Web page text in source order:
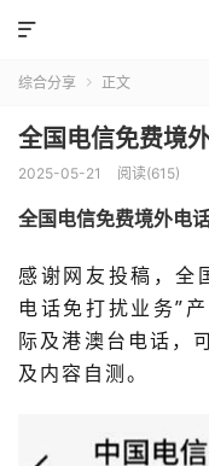

综合分享  正文
全国电信免费境
2025-05-21 阅读(615)
全国电信免费境外电
感谢网友投稿，全
电话免打扰业务”
际及港澳台电话，
及内容自测。